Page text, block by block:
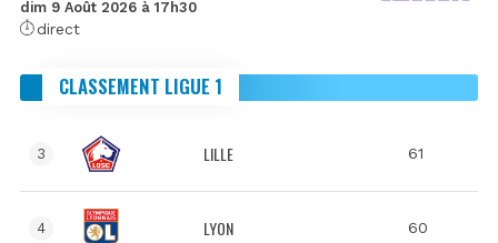
dim 9 Août 2026 à 17h30
direct
CLASSEMENT LIGUE 1
3 LILLE 61
4 LYON 60